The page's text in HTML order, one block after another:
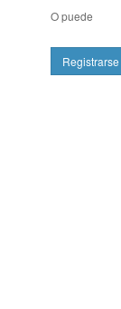
O puede
Registrarse